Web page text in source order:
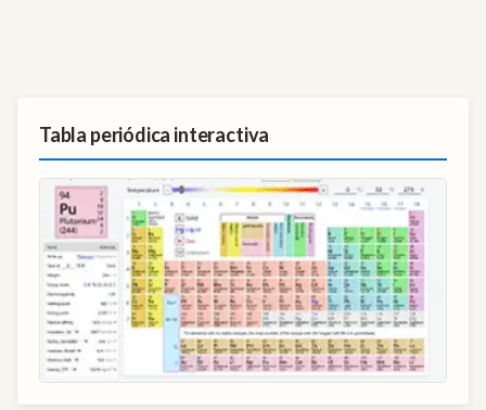
Tabla periódica interactiva